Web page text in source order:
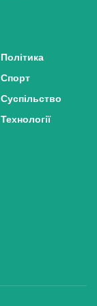
Політика
Спорт
Суспільство
Технології